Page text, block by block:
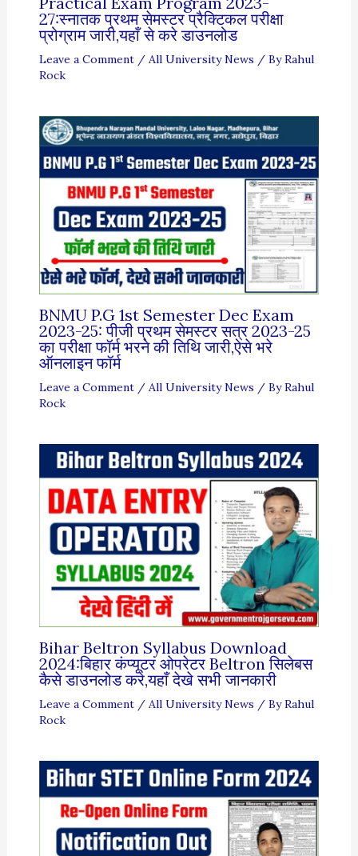
27:स्नातक प्रथम सेमस्टर प्रैक्टिकल परीक्षा
प्रोग्राम जारी,यहाँ से करे डाउनलोड
Leave a Comment / All University News / ByRahul
Rock
BNMU P.G 1st Semester Dec Exam
2023-25: पीजी प्रथम सेमस्टर सत्र 2023-25
का परीक्षा फॉर्म भरने की तिथि जारी,ऐसे भरे
ऑनलाइन फॉर्म
Leave a Comment / All University News / ByRahul
Rock
Bihar Beltron Syllabus Download
2024:बिहार कंप्यूटर ओपरेटर Beltron सिलेबस
कैसे डाउनलोड करे,यहाँ देखे सभी जानकारी
Leave a Comment / All University News / ByRahul
Rock